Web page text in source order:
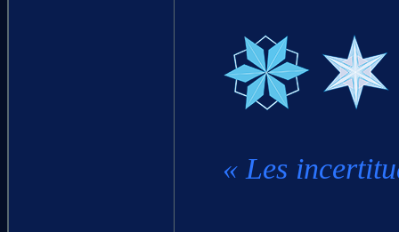
« Les